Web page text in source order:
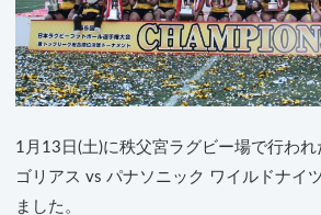
1月13日(土)に秩父宮ラグビー場で行わ
ゴリアス vs パナソニック ワイルドナイ
ました。